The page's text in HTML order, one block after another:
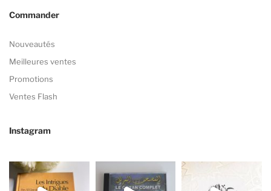
Commander
Nouveautés
Meilleures ventes
Promotions
Ventes Flash
Instagram